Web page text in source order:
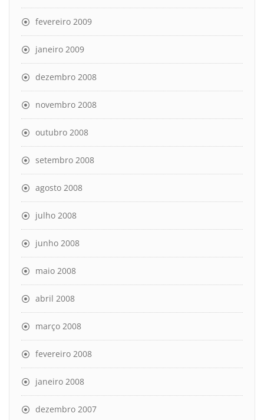
fevereiro 2009
janeiro 2009
dezembro 2008
novembro 2008
outubro 2008
setembro 2008
agosto 2008
julho 2008
junho 2008
maio 2008
abril 2008
março 2008
fevereiro 2008
janeiro 2008
dezembro 2007